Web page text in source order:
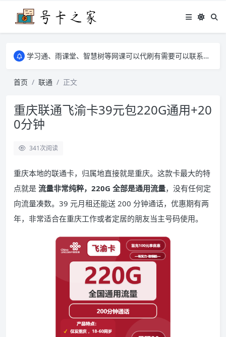
学习通、雨课堂、智慧树等网课可以代刷有需要可以联系邮箱i@tuzi.la
学习通、雨课堂、智慧树等网课可以代刷有需要可以联系邮箱i@tuzi.la
首页
联通 正文
重庆联通飞渝卡39元包220G通用+20
0分钟
341次阅读
重庆本地的联通卡，归属地直接就是重庆。这款卡最大的特
点就是 流量非常纯粹，220G 全部是通用流量，没有任何定
向流量凑数。39 元月租还能送 200 分钟通话，优惠期有两
年，非常适合在重庆工作或者定居的朋友当主号码使用。